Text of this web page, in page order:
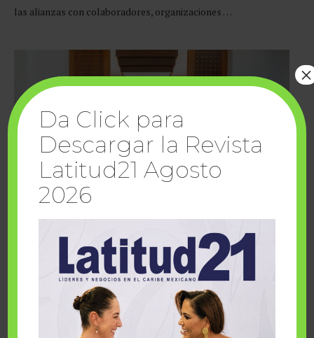
las alianzas con colaboradores, organizaciones …
Cuando la solidaridad inspira; cumplen
sueños Fairmont Mayakoba y Make-A-Wish
Da Click para
Descargar la Revista
Latitud21 Agosto
2026
×